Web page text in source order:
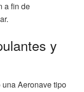
a fin de
y
Aeronave tipo